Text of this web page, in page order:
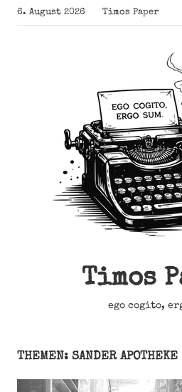
Zum
Inhalt
6. August 2026 Timos Paper
Timos
ego cogito,
THEMEN: SANDER APOTHEKE